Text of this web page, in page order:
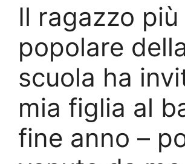
Il ragazzo più
popolare
scuola ha
mia figlia al
fine anno –